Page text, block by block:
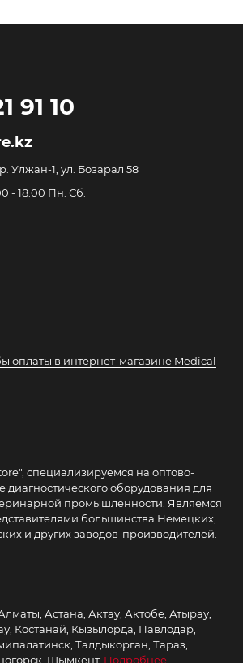
91 10
Улжан-1, ул. Бозарал 58
- 18.00 Пн. Сб.
оплаты в интернет-магазине Medical
специализируемся на оптово-
оборудования для
промышленности. Являемся
большинства Немецких,
и других заводов-производителей.
Астана, Актау, Актобе, Атырау,
Костанай, Кызылорда, Павлодар,
Талдыкорган, Тараз,
Шымкент. Подробнее..